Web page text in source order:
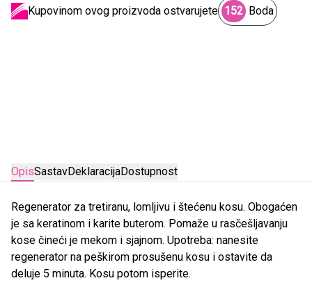
Kupovinom ovog proizvoda ostvarujete 152 Boda
OpisSastavDeklaracijaDostupnost
Regenerator za tretiranu, lomljivu i štećenu kosu. Obogaćen
je sa keratinom i karite buterom. Pomaže u rasčešljavanju
kose čineći je mekom i sjajnom. Upotreba: nanesite
regenerator na peškirom prosušenu kosu i ostavite da
deluje 5 minuta. Kosu potom isperite.